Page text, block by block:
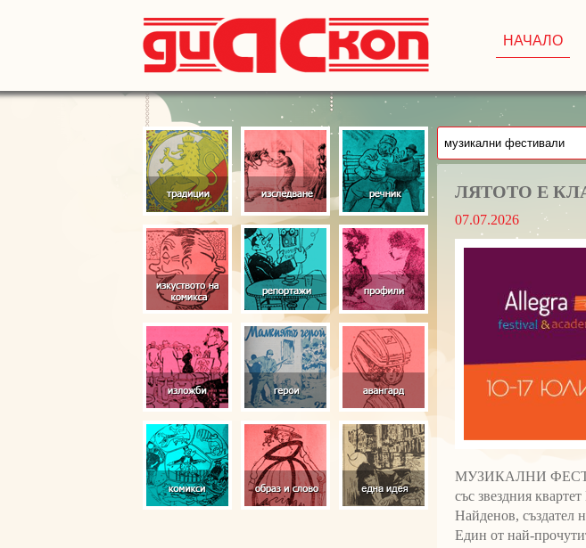
НАЧАЛО
ЛЯТОТО Е
07.07.2026
МУЗИКАЛНИ
със звездния
Найденов, създател
Един от най-